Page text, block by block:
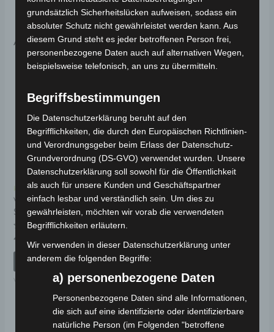
Ähnliche Produkte
Kostenloser Versand
VSX SITZUNTERE
SEITENPANEL LINKS
Bewertet
0
49,00
IN DEN WARENKORB
VSX
Kostenloser Versand
VSX SITZUNTERE
SEITENPANEL RECHTS
mit
vonIN DEN WARENKORB
VSX
grundsätzlich Sicherheitslücken aufweisen, sodass ein
absoluter Schutz nicht gewährleistet werden kann. Aus
diesem Grund steht es jeder betroffenen Person frei,
personenbezogene Daten auch auf alternativen Wegen,
beispielsweise telefonisch, an uns zu übermitteln.
Begriffsbestimmungen
Die Datenschutzerklärung beruht auf den
Begrifflichkeiten, die durch den Europäischen Richtlinien-
und Verordnungsgeber beim Erlass der Datenschutz-
Grundverordnung (DS-GVO) verwendet wurden. Unsere
Datenschutzerklärung soll sowohl für die Öffentlichkeit
als auch für unsere Kunden und Geschäftspartner
einfach lesbar und verständlich sein. Um dies zu
gewährleisten, möchten wir vorab die verwendeten
Begrifflichkeiten erläutern.
Wir verwenden in dieser Datenschutzerklärung unter
anderem die folgenden Begriffe:
a) personenbezogene Daten
Personenbezogene Daten sind alle Informationen,
die sich auf eine identifizierte oder identifizierbare
natürliche Person (im Folgenden "betroffene